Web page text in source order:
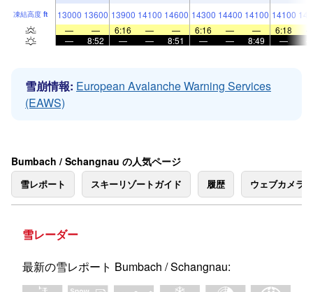
凍結高度 ft 13000 13600 13900 14100 14600 14300 14400 14100 14100
—
— 6:16 — — 6:16 — — 6:18
—
8:52 — — 8:51 — — 8:49 —
雪崩情報: European Avalanche Warning Services
(EAWS)
Bumbach / Schangnau の人気ページ
雪レポート スキーリゾートガイド 履歴 ウェブカメラ
雪レーダー
最新の雪レポート Bumbach / Schangnau: